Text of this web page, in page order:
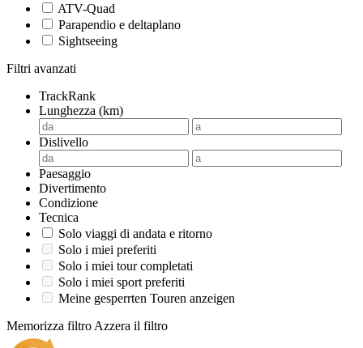
ATV-Quad
Parapendio e deltaplano
Sightseeing
Filtri avanzati
TrackRank
Lunghezza (km)
Dislivello
Paesaggio
Divertimento
Condizione
Tecnica
Solo viaggi di andata e ritorno
Solo i miei preferiti
Solo i miei tour completati
Solo i miei sport preferiti
Meine gesperrten Touren anzeigen
Memorizza filtro Azzera il filtro